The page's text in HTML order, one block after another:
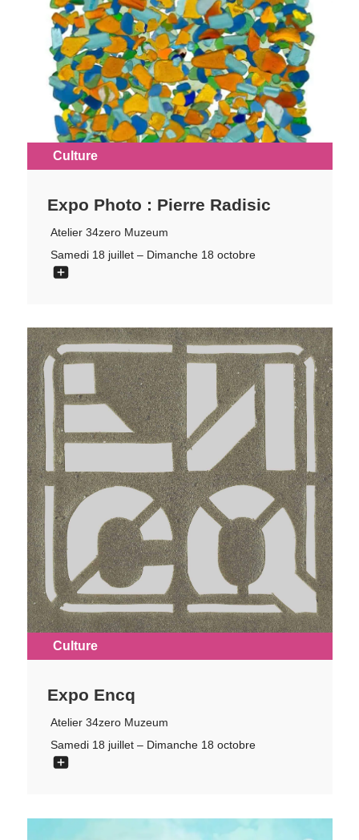
Culture
Expo Photo : Pierre Radisic
Atelier 34zero Muzeum
Samedi 18 juillet – Dimanche 18 octobre
Culture
Expo Encq
Atelier 34zero Muzeum
Samedi 18 juillet – Dimanche 18 octobre